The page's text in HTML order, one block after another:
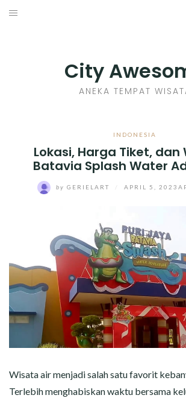
Skip
City
ANEKA TEMPAT
INDONESIA
Lokasi, Harga Tiket, dan
Batavia Splash Water
by GERIELART APRIL 5, 2023
Wisata air menjadi salah satu favorit
Terlebih menghabiskan waktu bersama
SENI KERAJINAN
INFO GAMES